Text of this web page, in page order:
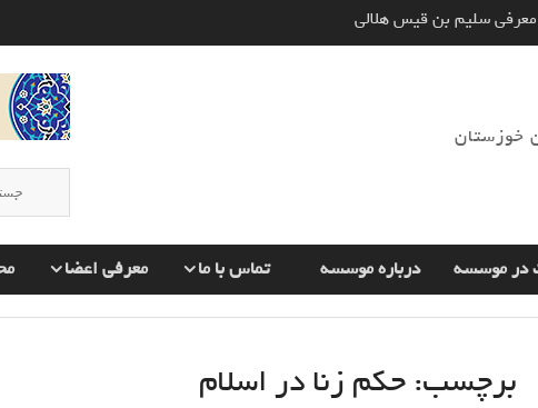
نام‌ گذاری سوره های قرآن به چه صورت انجام
شده‌است؟
خوزستان
در موسسه درباره موسسه تماس با ما معرفی اعضا
برچسب:حکم زنا در اسلام